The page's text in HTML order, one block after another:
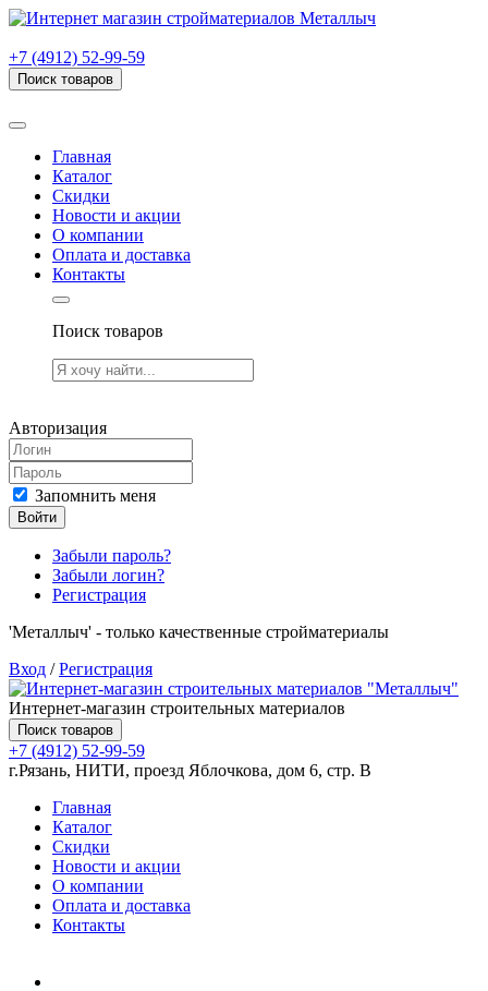
+7 (4912) 52-99-59
Поиск товаров
Главная
Каталог
Скидки
Новости и акции
О компании
Оплата и доставка
Контакты
Поиск товаров
Авторизация
Запомнить меня
Войти
Забыли пароль?
Забыли логин?
Регистрация
'Металлыч' - только качественные стройматериалы
Вход /Регистрация
Интернет-магазин строительных материалов
Поиск товаров
+7 (4912) 52-99-59
г.Рязань, НИТИ, проезд Яблочкова, дом 6, стр. В
Главная
Каталог
Скидки
Новости и акции
О компании
Оплата и доставка
Контакты